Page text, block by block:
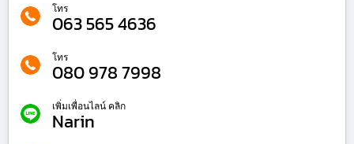
โทร
063 565 4636
โทร
080 978 7998
เพิ่มเพื่อนไลน์ คลิก
Narin